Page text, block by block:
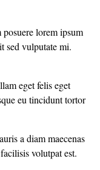
lorem ipsum
sed vulputate mi.
eget felis eget
eu tincidunt tortor
a diam maecenas
volutpat est.